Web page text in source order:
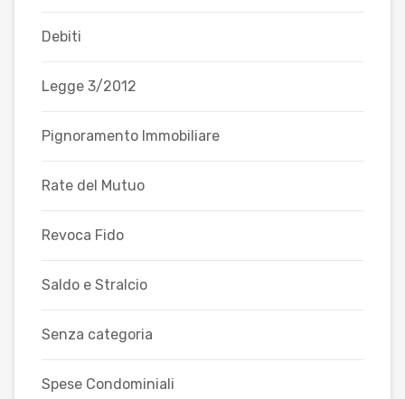
Debiti
Legge 3/2012
Pignoramento Immobiliare
Rate del Mutuo
Revoca Fido
Saldo e Stralcio
Senza categoria
Spese Condominiali